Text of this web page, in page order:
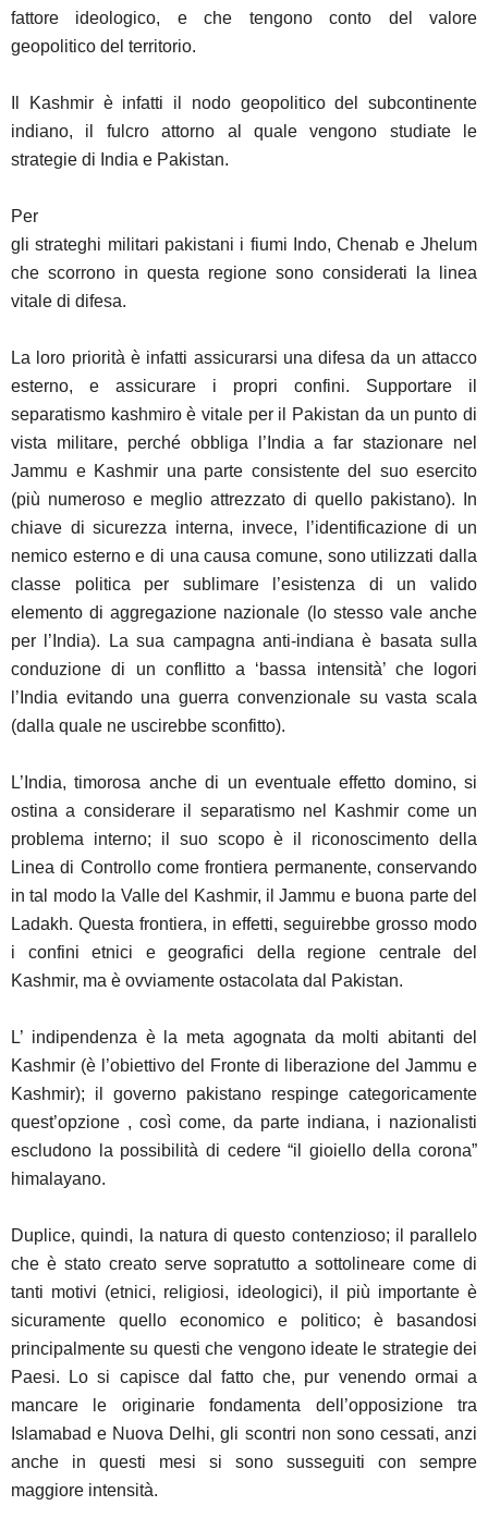
fattore ideologico, e che tengono conto del valore
geopolitico del territorio.
Il Kashmir è infatti il nodo geopolitico del subcontinente
indiano, il fulcro attorno al quale vengono studiate le
strategie di India e Pakistan.
Per
gli strateghi militari pakistani i fiumi Indo, Chenab e Jhelum
che scorrono in questa regione sono considerati la linea
vitale di difesa.
La loro priorità è infatti assicurarsi una difesa da un attacco
esterno, e assicurare i propri confini. Supportare il
separatismo kashmiro è vitale per il Pakistan da un punto di
vista militare, perché obbliga l’India a far stazionare nel
Jammu e Kashmir una parte consistente del suo esercito
(più numeroso e meglio attrezzato di quello pakistano). In
chiave di sicurezza interna, invece, l’identificazione di un
nemico esterno e di una causa comune, sono utilizzati dalla
classe politica per sublimare l’esistenza di un valido
elemento di aggregazione nazionale (lo stesso vale anche
per l’India). La sua campagna anti-indiana è basata sulla
conduzione di un conflitto a ‘bassa intensità’ che logori
l’India evitando una guerra convenzionale su vasta scala
(dalla quale ne uscirebbe sconfitto).
L’India, timorosa anche di un eventuale effetto domino, si
ostina a considerare il separatismo nel Kashmir come un
problema interno; il suo scopo è il riconoscimento della
Linea di Controllo come frontiera permanente, conservando
in tal modo la Valle del Kashmir, il Jammu e buona parte del
Ladakh. Questa frontiera, in effetti, seguirebbe grosso modo
i confini etnici e geografici della regione centrale del
Kashmir, ma è ovviamente ostacolata dal Pakistan.
L’ indipendenza è la meta agognata da molti abitanti del
Kashmir (è l’obiettivo del Fronte di liberazione del Jammu e
Kashmir); il governo pakistano respinge categoricamente
quest’opzione , così come, da parte indiana, i nazionalisti
escludono la possibilità di cedere “il gioiello della corona”
himalayano.
Duplice, quindi, la natura di questo contenzioso; il parallelo
che è stato creato serve sopratutto a sottolineare come di
tanti motivi (etnici, religiosi, ideologici), il più importante è
sicuramente quello economico e politico; è basandosi
principalmente su questi che vengono ideate le strategie dei
Paesi. Lo si capisce dal fatto che, pur venendo ormai a
mancare le originarie fondamenta dell’opposizione tra
Islamabad e Nuova Delhi, gli scontri non sono cessati, anzi
anche in questi mesi si sono susseguiti con sempre
maggiore intensità.